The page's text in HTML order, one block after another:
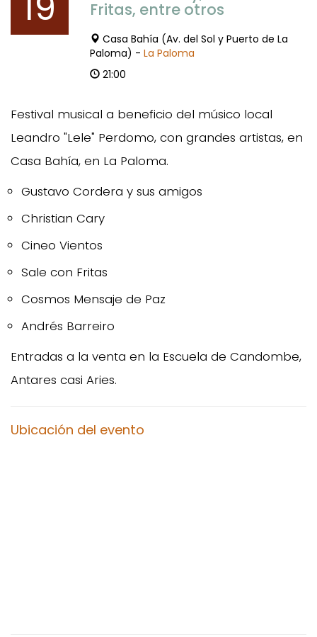
Fritas, entre otros
Casa Bahía (Av. del Sol y Puerto de La
Paloma) - La Paloma
21:00
Festival musical a beneficio del músico local
Leandro "Lele" Perdomo, con grandes artistas, en
Casa Bahía, en La Paloma.
Gustavo Cordera y sus amigos
Christian Cary
Cineo Vientos
Sale con Fritas
Cosmos Mensaje de Paz
Andrés Barreiro
Entradas a la venta en la Escuela de Candombe,
Antares casi Aries.
Ubicación del evento